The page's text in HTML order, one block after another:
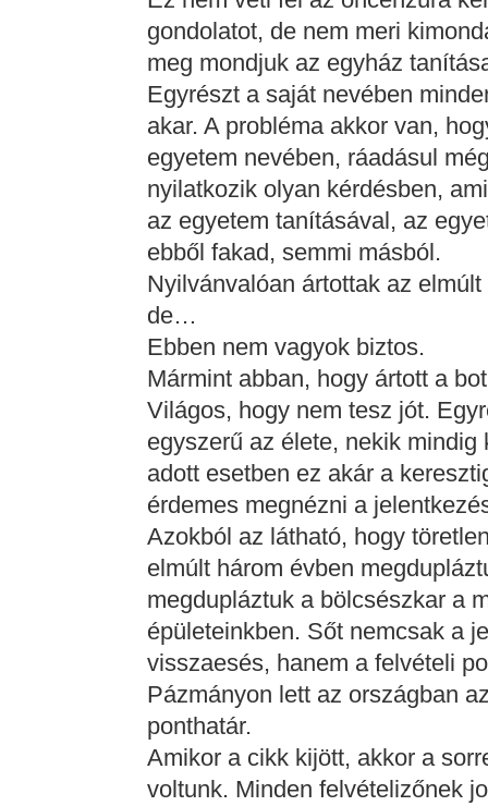
gondolatot, de nem meri
meg mondjuk az egyház
Egyrészt a saját nevében
akar. A probléma akkor van,
egyetem nevében, ráadásul
nyilatkozik olyan kérdésben,
az egyetem tanításával, az
ebből fakad, semmi másból.
Nyilvánvalóan ártottak az
de…
Ebben nem vagyok biztos.
Mármint abban, hogy ártott a
Világos, hogy nem tesz jót.
egyszerű az élete, nekik
adott esetben ez akár a
érdemes megnézni a
Azokból az látható, hogy
elmúlt három évben
megdupláztuk a bölcsészkar a
épületeinkben. Sőt nemcsak a
visszaesés, hanem a felvételi
Pázmányon lett az országban
ponthatár.
Amikor a cikk kijött, akkor a
voltunk. Minden felvételizőnek